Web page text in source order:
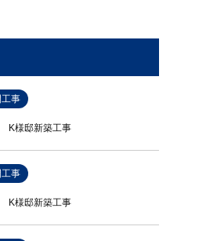
工事
K様邸新築工事
工事
K様邸新築工事